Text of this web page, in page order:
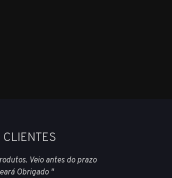
Veio antes do prazo
Obrigado "